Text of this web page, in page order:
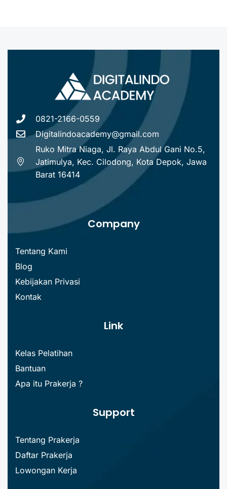
0821-2166-0559
Digitalindoacademy@gmail.com
Ruko Mitra Niaga, Jl. Raya Abdul Gani No.5,
Jatimulya, Kec. Cilodong, Kota Depok, Jawa
Barat 16414
Company
Tentang Kami
Blog
Kebijakan Privasi
Kontak
Link
Kelas Pelatihan
Bantuan
Apa itu Prakerja ?
Support
Tentang Prakerja
Daftar Prakerja
Lowongan Kerja